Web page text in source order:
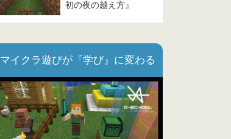
初の夜の越え方』
マイクラ遊びが『学び』に変わる